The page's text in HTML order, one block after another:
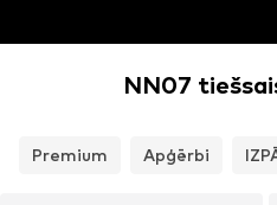
NN07
Premium Apģērbi